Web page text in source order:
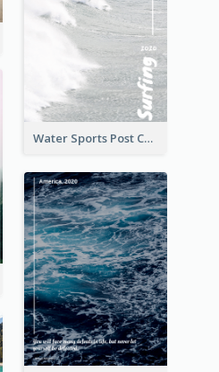
Water Sports Post Card